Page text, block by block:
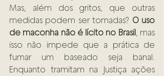
Mas, além dos gritos, que outras
medidas podem ser tomadas? O uso
de maconha não é lícito no Brasil, mas
isso não impede que a prática de
fumar um baseado seja banal.
Enquanto tramitam na Justiça ações